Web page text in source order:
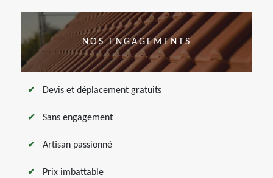
NOS ENGAGEMENTS
Devis et déplacement gratuits
Sans engagement
Artisan passionné
Prix imbattable